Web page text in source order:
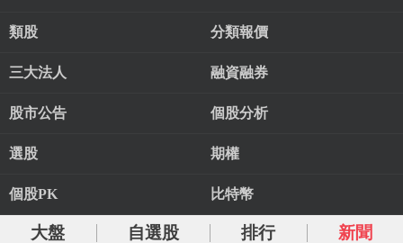
類股 分類報價
三大法人 融資融券
股市公告 個股分析
選股 期權
個股PK 比特幣
大盤 自選股 排行 新聞